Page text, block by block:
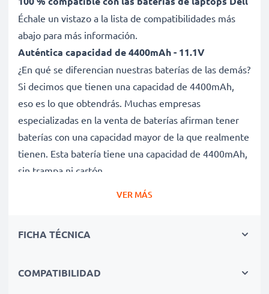
Échale un vistazo a la lista de compatibilidades más
abajo para más información.
Auténtica capacidad de 4400mAh - 11.1V
¿En qué se diferencian nuestras baterías de las demás?
Si decimos que tienen una capacidad de 4400mAh,
eso es lo que obtendrás. Muchas empresas
especializadas en la venta de baterías afirman tener
baterías con una capacidad mayor de la que realmente
tienen. Esta batería tiene una capacidad de 4400mAh,
sin trampa ni cartón.
Batería 310-9080 de larga duración
ciclos de carga, así como tiempos de funcionamiento
ordenador portátil.
VER MÁS
FICHA TÉCNICA
COMPATIBILIDAD